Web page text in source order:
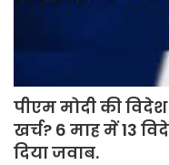
पीएम मोदी की
खर्च? 6 माह में 13
दिया जवाब.